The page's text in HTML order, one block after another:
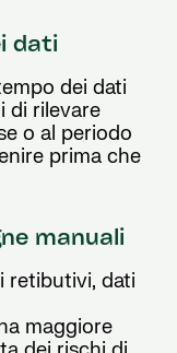
dati
dei dati
di rilevare
o al periodo
prima che
manuali
retibutivi, dati
maggiore